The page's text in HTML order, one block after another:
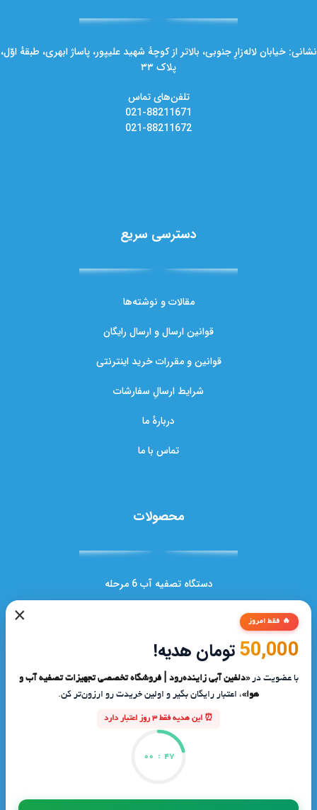
نشانی: خیابان لاله‌زارِ جنوبی، بالاتر از کوچهٔ شهید علیپور، پاساژ ابهری، طبقهٔ اوّل،
پلاک ۳۳
تلفن‌های تماس
021-88211671
021-88211672
دسترسی سریع
مقالات و نوشته‌ها
قوانین ارسال و ارسال رایگان
قوانین و مقررات خرید اینترنتی
شرایط ارسالِ سفارشات
دربارهٔ ما
تماس با ما
محصولات
دستگاه تصفیه آب 6 مرحله
دستگاه تصفیه آبUF
فیلتر دوش حمام
فیلتر ممبران
دستگاه تصفیه آب 7 مرحله
× 🔥 فقط امروز
50,000تومان هدیه!
با عضویت در«دلفین آبی زاینده‌رود | فروشگاه تخصصی تجهیزات تصفیه آب و
هوا»، اعتبار رایگان بگیر و اولین خریدت رو ارزون‌تر کن.
⏰ این هدیه فقط 3 روز اعتبار دارد
47
:
00